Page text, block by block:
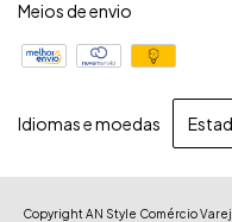
Meios de envio
Idiomas e moedas
Copyright AN Style Comércio